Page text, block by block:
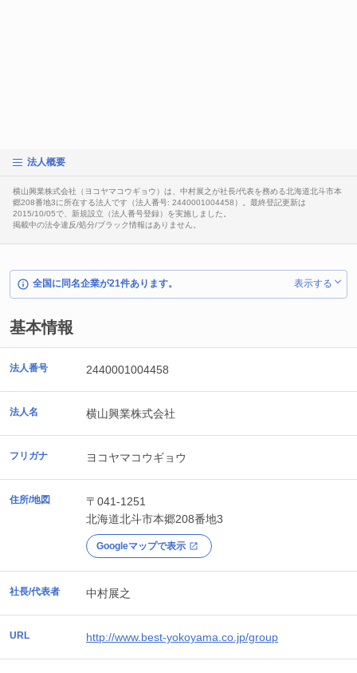
法人概要
横山興業株式会社（ヨコヤマコウギョウ）は、中村展之が社長/代表を務める北海道北斗市本
郷208番地3に所在する法人です（法人番号: 2440001004458）。最終登記更新は
2015/10/05で、新規設立（法人番号登録）を実施しました。
掲載中の法令違反/処分/ブラック情報はありません。
全国に同名企業が21件あります。 表示する
基本情報
法人番号 2440001004458
法人名 横山興業株式会社
フリガナ ヨコヤマコウギョウ
住所/地図
〒041-1251
北海道北斗市本郷208番地3
Googleマップで表示
社長/代表者 中村展之
URL http://www.best-yokoyama.co.jp/group